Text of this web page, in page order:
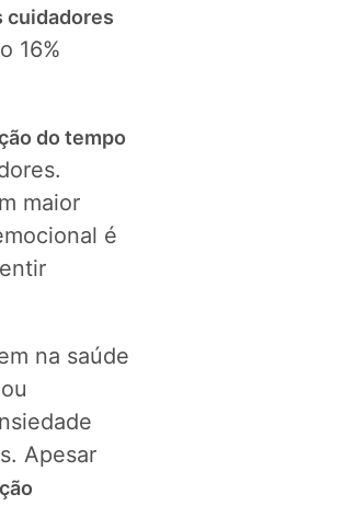
cuidadores
16%
do tempo
maior
é
na saúde
Apesar